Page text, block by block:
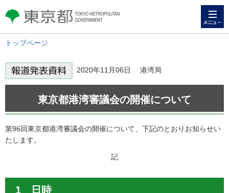
東京都 TOKYO METROPOLITAN
GOVERNMENT
トップページ
2020年11月06日 港湾局
東京都港湾審議会の開催について
第96回東京都港湾審議会の開催について、下記のとおりお知らせい
たします。
記
1 日時